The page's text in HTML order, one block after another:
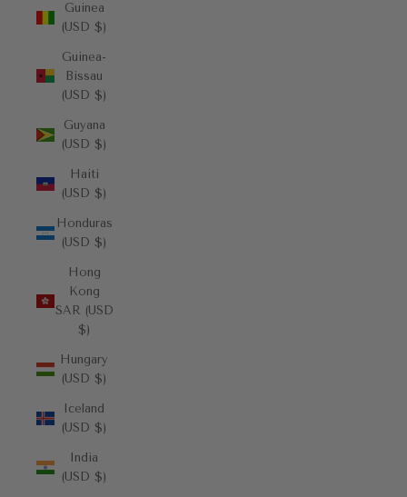
Guinea
(USD $)
Guinea-
Bissau
(USD $)
Guyana
(USD $)
Haiti
(USD $)
Honduras
(USD $)
Hong
Kong
SAR (USD
$)
Hungary
(USD $)
Iceland
(USD $)
India
(USD $)